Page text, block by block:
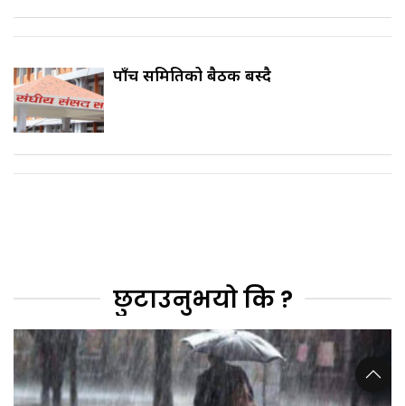
पाँच समितिको बैठक बस्दै
छुटाउनुभयो कि ?